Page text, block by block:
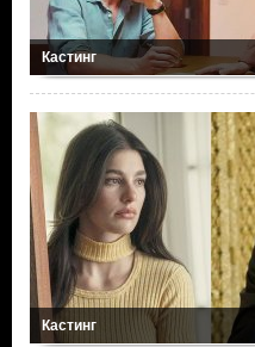
Кастинг
Кастинг